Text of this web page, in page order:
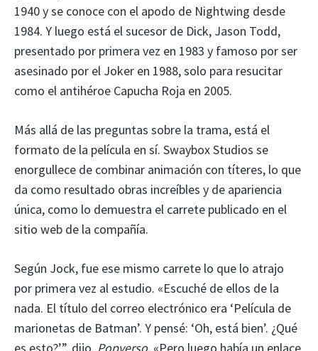
1940 y se conoce con el apodo de Nightwing desde
1984. Y luego está el sucesor de Dick, Jason Todd,
presentado por primera vez en 1983 y famoso por ser
asesinado por el Joker en 1988, solo para resucitar
como el antihéroe Capucha Roja en 2005.
Más allá de las preguntas sobre la trama, está el
formato de la película en sí. Swaybox Studios se
enorgullece de combinar animación con títeres, lo que
da como resultado obras increíbles y de apariencia
única, como lo demuestra el carrete publicado en el
sitio web de la compañía.
Según Jock, fue ese mismo carrete lo que lo atrajo
por primera vez al estudio. «Escuché de ellos de la
nada. El título del correo electrónico era ‘Película de
marionetas de Batman’. Y pensé: ‘Oh, está bien’. ¿Qué
es esto?’”, dijo. Popverso. «Pero luego había un enlace